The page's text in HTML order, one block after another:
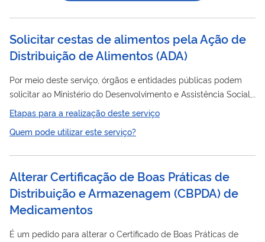
Solicitar cestas de alimentos pela Ação de
Distribuição de Alimentos(ADA)
Por meio deste serviço, órgãos e entidades públicas podem
solicitar ao Ministério do Desenvolvimento e Assistência Social,
Família e Combate à Fome (MDS), o atendimento emergencial
Alimentos (ADA). O serviço é voltado exclusivamente para
municípios, estados e órgãos federais em situação de
Federal, ou para situações emergenciais que afetem povos e
comunidades tradicionais. O objetivo...
Etapas para a realização deste serviço
Quem pode utilizar este serviço?
Alterar Certificação de Boas Práticas de
Distribuição e Armazenagem (CBPDA) de
Medicamentos
É um pedido para alterar o Certificado de Boas Práticas de